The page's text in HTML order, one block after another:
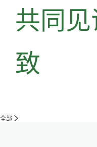
共同
致
全部